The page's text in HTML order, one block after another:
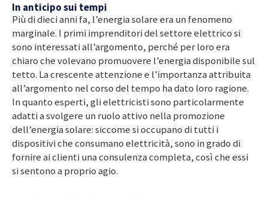
In anticipo sui tempi
Più di dieci anni fa, l’energia solare era un fenomeno
marginale. I primi imprenditori del settore elettrico si
sono interessati all’argomento, perché per loro era
chiaro che volevano promuovere l’energia disponibile sul
tetto. La crescente attenzione e l’importanza attribuita
all’argomento nel corso del tempo ha dato loro ragione.
In quanto esperti, gli elettricisti sono particolarmente
adatti a svolgere un ruolo attivo nella promozione
dell’energia solare: siccome si occupano di tutti i
dispositivi che consumano elettricità, sono in grado di
fornire ai clienti una consulenza completa, così che essi
si sentono a proprio agio.